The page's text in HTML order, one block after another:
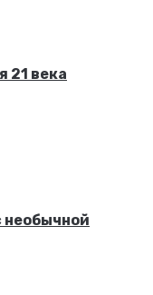
21 века
необычной